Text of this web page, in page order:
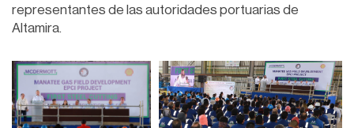
representantes de las autoridades portuarias de
Altamira.